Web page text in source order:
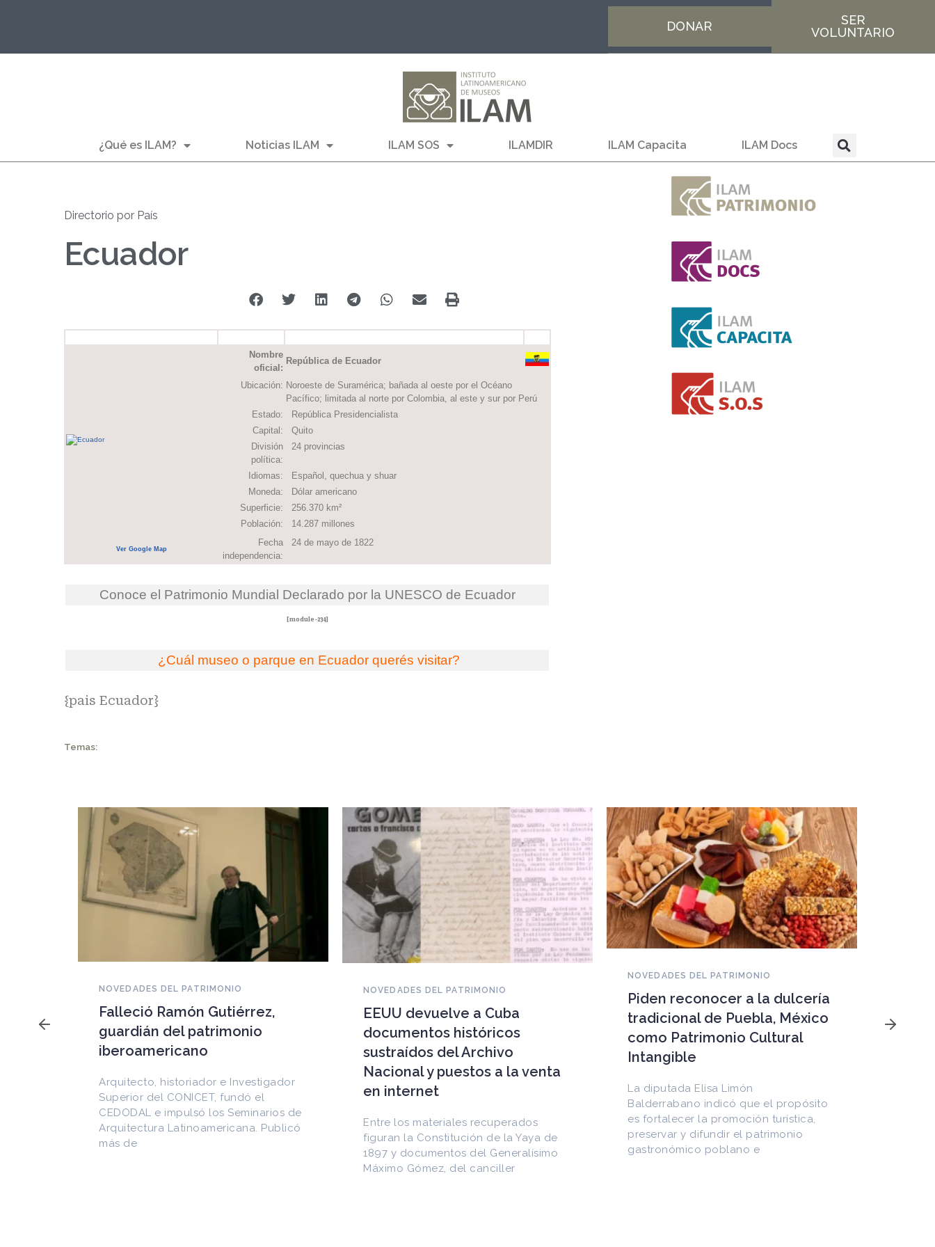
DONAR
SER
VOLUNTARIO
¿Qué es ILAM? Noticias ILAM ILAM SOS ILAMDIR ILAM Capacita ILAM Docs
Directorio por País
Ecuador
Nombre
oficial:
República de Ecuador
Ubicación: Noroeste de Suramérica; bañada al oeste por el Océano
Pacífico; limitada al norte por Colombia, al este y sur por Perú
Estado:
República Presidencialista
Capital:
Quito
División
política:
24 provincias
Idiomas:
Español, quechua y shuar
Moneda:
Dólar americano
Superficie:
256.370 km²
Población:
14.287 millones
Ver Google Map
Fecha
independencia:
24 de mayo de 1822
Conoce el Patrimonio Mundial Declarado por la UNESCO de Ecuador
[module-234]
¿Cuál museo o parque en Ecuador querés visitar?
{pais Ecuador}
Temas:
NOVEDADES DEL PATRIMONIO
Falleció Ramón Gutiérrez,
guardián del patrimonio
iberoamericano
Arquitecto, historiador e Investigador
Superior del CONICET, fundó el
CEDODAL e impulsó los Seminarios de
Arquitectura Latinoamericana. Publicó
más de
NOVEDADES DEL PATRIMONIO
EEUU devuelve a Cuba
documentos históricos
sustraídos del Archivo
Nacional y puestos a la venta
en internet
Entre los materiales recuperados
figuran la Constitución de la Yaya de
1897 y documentos del Generalísimo
Máximo Gómez, del canciller
NOVEDADES DEL PATRIMONIO
Piden reconocer a la dulcería
tradicional de Puebla, México
como Patrimonio Cultural
Intangible
La diputada Elisa Limón
Balderrabano indicó que el propósito
es fortalecer la promoción turística,
preservar y difundir el patrimonio
gastronómico poblano e